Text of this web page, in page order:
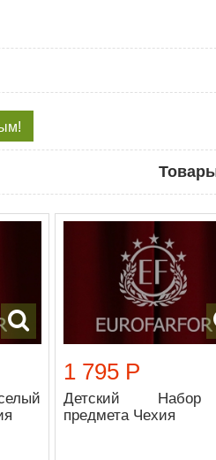
1 795 Р
Детский
предмета Чехия